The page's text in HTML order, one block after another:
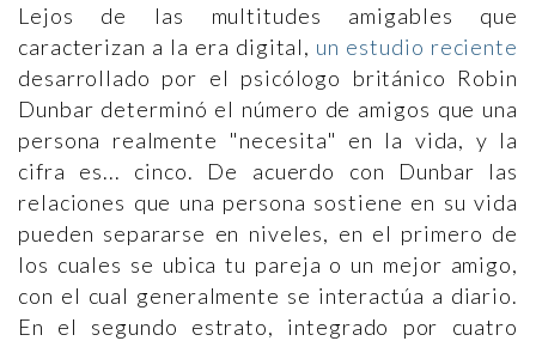
Lejos de las multitudes amigables que
caracterizan a la era digital, un estudio reciente
desarrollado por el psicólogo británico Robin
Dunbar determinó el número de amigos que una
persona realmente "necesita" en la vida, y la
cifra es... cinco. De acuerdo con Dunbar las
relaciones que una persona sostiene en su vida
pueden separarse en niveles, en el primero de
los cuales se ubica tu pareja o un mejor amigo,
con el cual generalmente se interactúa a diario.
En el segundo estrato, integrado por cuatro